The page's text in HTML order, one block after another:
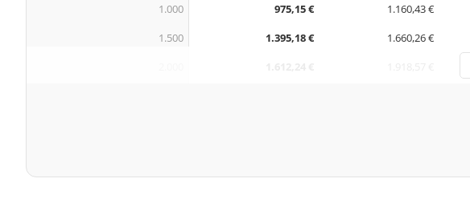
1.000
975,15 € 1.160,43 €
1.500
1.395,18 € 1.660,26 €